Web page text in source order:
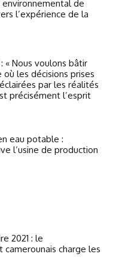
environnemental de
l’expérience de la
« Nous voulons bâtir
les décisions prises
par les réalités
précisément l’esprit
eau potable :
l’usine de production
2021 : le
camerounais charge les